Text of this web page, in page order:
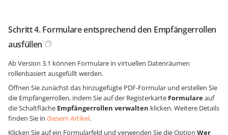
Schritt 4. Formulare entsprechend den Empfängerrollen
ausfüllen
Ab Version 3.1 können Formulare in virtuellen Datenräumen
rollenbasiert ausgefüllt werden.
Öffnen Sie zunächst das hinzugefügte PDF-Formular und erstellen Sie
die Empfängerrollen, indem Sie auf der Registerkarte Formulareauf
die Schaltfläche Empfängerrollen verwalten klicken. Weitere Details
finden Sie in diesem Artikel.
Klicken Sie auf ein Formularfeld und verwenden Sie die Option Wer